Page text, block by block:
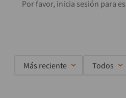
Más reciente Todos